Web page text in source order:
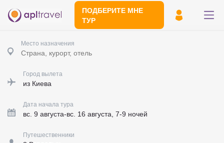
ПОДБЕРИТЕ МНЕ
ТУР
Чтобы скорее получить
предложения, пишите в Viber или
Место назначения
Город вылета
Дата начала тура
Путешественники